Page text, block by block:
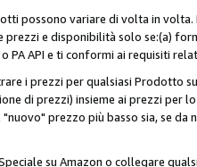
possono variare di volta in
e disponibilità solo se:(a)
PA API e ti conformi ai requisiti
i prezzi per qualsiasi Prodotto
di prezzi) insieme ai prezzi
prezzo più basso sia, se
su Amazon o collegare